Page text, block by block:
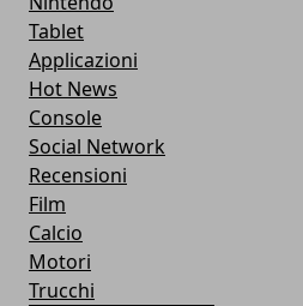
Tablet
Applicazioni
Hot News
Console
Social Network
Recensioni
Film
Calcio
Motori
Trucchi